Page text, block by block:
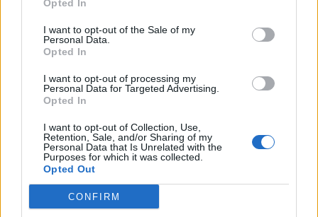
Opted In
I want to opt-out of the Sale of my
Personal Data.
Opted In
I want to opt-out of processing my
Personal Data for Targeted Advertising.
Opted In
I want to opt-out of Collection, Use,
Retention, Sale, and/or Sharing of my
Personal Data that Is Unrelated with the
Purposes for which it was collected.
Opted Out
CONFIRM
€ 7,77 IVA inclusa
€ 9,36 IVA inclusa
Visure Camerali - Società di Persone